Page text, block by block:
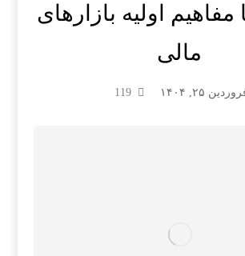
مفاهیم اولیه بازارهای
مالی
۲۵, ۱۴۰۴ 119